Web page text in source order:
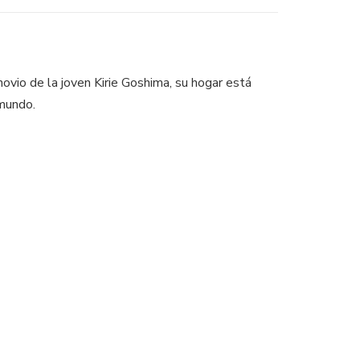
de la joven Kirie Goshima, su hogar está